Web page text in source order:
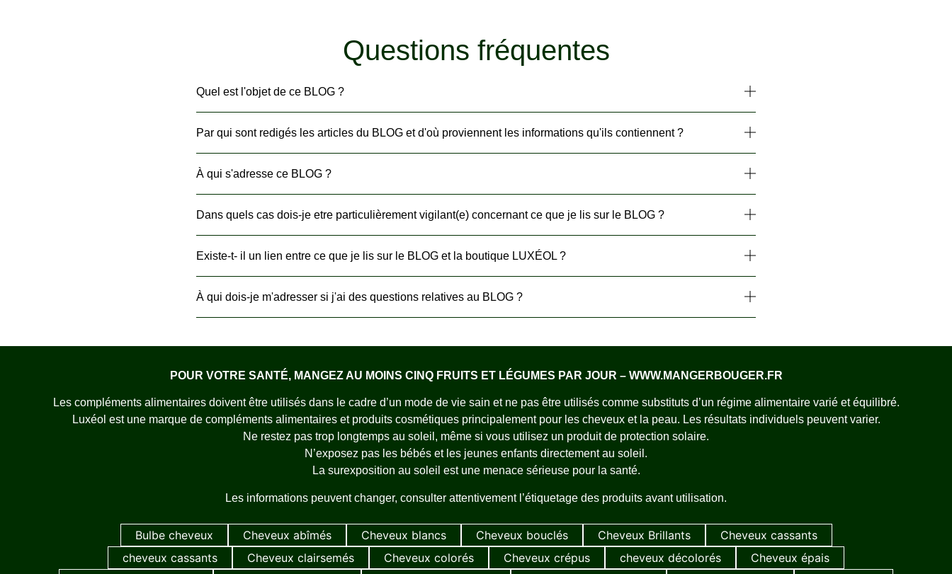
Questions fréquentes
Quel est l'objet de ce BLOG ?
Par qui sont redigés les articles du BLOG et d'où proviennent les informations qu'ils contiennent ?
À qui s'adresse ce BLOG ?
Dans quels cas dois-je etre particulièrement vigilant(e) concernant ce que je lis sur le BLOG ?
Existe-t- il un lien entre ce que je lis sur le BLOG et la boutique LUXÉOL ?
À qui dois-je m'adresser si j'ai des questions relatives au BLOG ?
POUR VOTRE SANTÉ, MANGEZ AU MOINS CINQ FRUITS ET LÉGUMES PAR JOUR – WWW.MANGERBOUGER.FR
Les compléments alimentaires doivent être utilisés dans le cadre d’un mode de vie sain et ne pas être utilisés comme substituts d’un régime alimentaire varié et équilibré.
Luxéol est une marque de compléments alimentaires et produits cosmétiques principalement pour les cheveux et la peau. Les résultats individuels peuvent varier.
Ne restez pas trop longtemps au soleil, même si vous utilisez un produit de protection solaire.
N’exposez pas les bébés et les jeunes enfants directement au soleil.
La surexposition au soleil est une menace sérieuse pour la santé.
Les informations peuvent changer, consulter attentivement l’étiquetage des produits avant utilisation.
Bulbe cheveux Cheveux abîmés Cheveux blancs Cheveux bouclés Cheveux Brillants
Cheveux cassants
cheveux cassants
Cheveux clairsemés Cheveux colorés Cheveux crépus cheveux décolorés
Cheveux épais